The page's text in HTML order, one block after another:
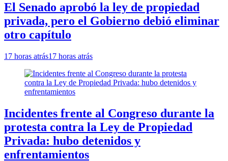
El Senado aprobó la ley de propiedad
privada, pero el Gobierno debió eliminar
otro capítulo
17 horas atrás17 horas atrás
Incidentes frente al Congreso durante la
protesta contra la Ley de Propiedad
Privada: hubo detenidos y
enfrentamientos